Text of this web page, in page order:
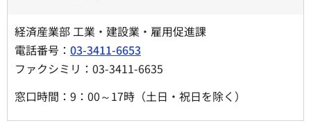
経済産業部 工業・建設業・雇用促進課
電話番号： 03-3411-6653
ファクシミリ：03-3411-6635
窓口時間：9：00～17時（土日・祝日を除く）